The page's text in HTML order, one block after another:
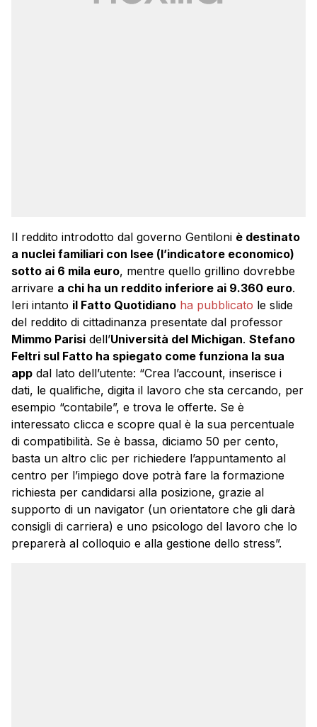
Il reddito introdotto dal governo Gentiloni è destinato
a nuclei familiari con Isee (l’indicatore economico)
sotto ai 6 mila euro, mentre quello grillino dovrebbe
arrivare a chi ha un reddito inferiore ai 9.360 euro.
Ieri intanto il Fatto Quotidiano ha pubblicato le slide
del reddito di cittadinanza presentate dal professor
Mimmo Parisi dell’Università del Michigan. Stefano
Feltri sul Fatto ha spiegato come funziona la sua
app dal lato dell’utente: “Crea l’account, inserisce i
dati, le qualifiche, digita il lavoro che sta cercando, per
esempio “contabile”, e trova le offerte. Se è
interessato clicca e scopre qual è la sua percentuale
di compatibilità. Se è bassa, diciamo 50 per cento,
basta un altro clic per richiedere l’appuntamento al
centro per l’impiego dove potrà fare la formazione
richiesta per candidarsi alla posizione, grazie al
supporto di un navigator (un orientatore che gli darà
consigli di carriera) e uno psicologo del lavoro che lo
preparerà al colloquio e alla gestione dello stress”.